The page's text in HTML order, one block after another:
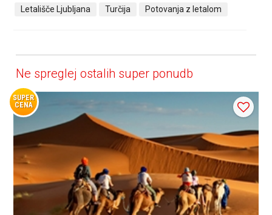
Letališče Ljubljana
Turčija Potovanja z letalom
Ne spreglej ostalih super ponudb
SUPER
CENA